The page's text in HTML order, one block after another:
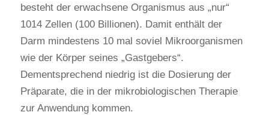
besteht der erwachsene Organismus aus „nur“
1014 Zellen (100 Billionen). Damit enthält der
Darm mindestens 10 mal soviel Mikroorganismen
wie der Körper seines „Gastgebers“.
Dementsprechend niedrig ist die Dosierung der
Präparate, die in der mikrobiologischen Therapie
zur Anwendung kommen.